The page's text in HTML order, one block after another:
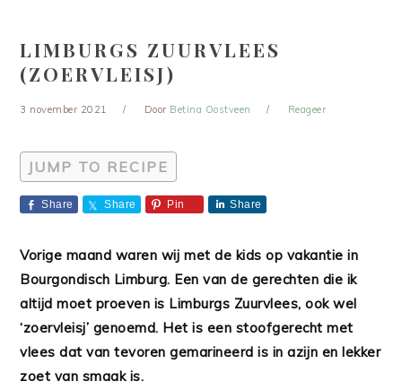
LIMBURGS ZUURVLEES
(ZOERVLEISJ)
3 november 2021 Door Betina Oostveen Reageer
JUMP TO RECIPE
Share Share Pin Share
Vorige maand waren wij met de kids op vakantie in
Bourgondisch Limburg. Een van de gerechten die ik
altijd moet proeven is Limburgs Zuurvlees, ook wel
‘zoervleisj’ genoemd. Het is een stoofgerecht met
vlees dat van tevoren gemarineerd is in azijn en lekker
zoet van smaak is.